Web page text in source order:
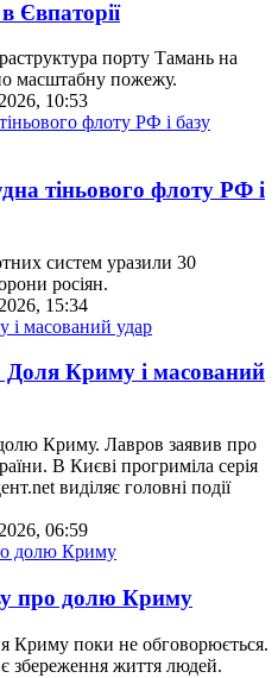
Євпаторії
порту Тамань на
масштабну пожежу.
10:53
тіньового флоту РФ і
систем уразили 30
росіян.
15:34
Доля Криму і масований
Криму. Лавров заявив про
В Києві прогриміла серія
виділяє головні події
06:59
про долю Криму
Криму поки не обговорюється.
збереження життя людей.